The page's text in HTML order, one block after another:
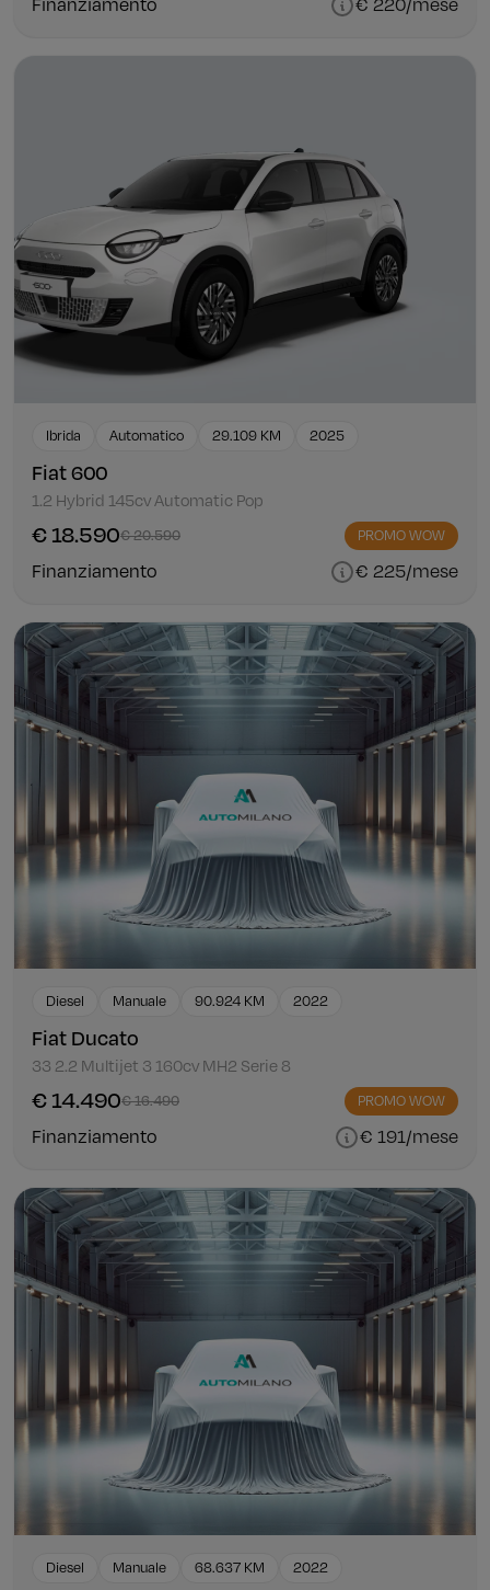
Finanziamento € 220/mese
Ibrida Automatico 29.109 KM 2025
Fiat 600
1.2 Hybrid 145cv Automatic Pop
€ 18.590€ 20.590 PROMO WOW
Finanziamento € 225/mese
Diesel Manuale 90.924 KM 2022
Fiat Ducato
33 2.2 Multijet 3 160cv MH2 Serie 8
€ 14.490€ 16.490 PROMO WOW
Finanziamento € 191/mese
Diesel Manuale 68.637 KM 2022